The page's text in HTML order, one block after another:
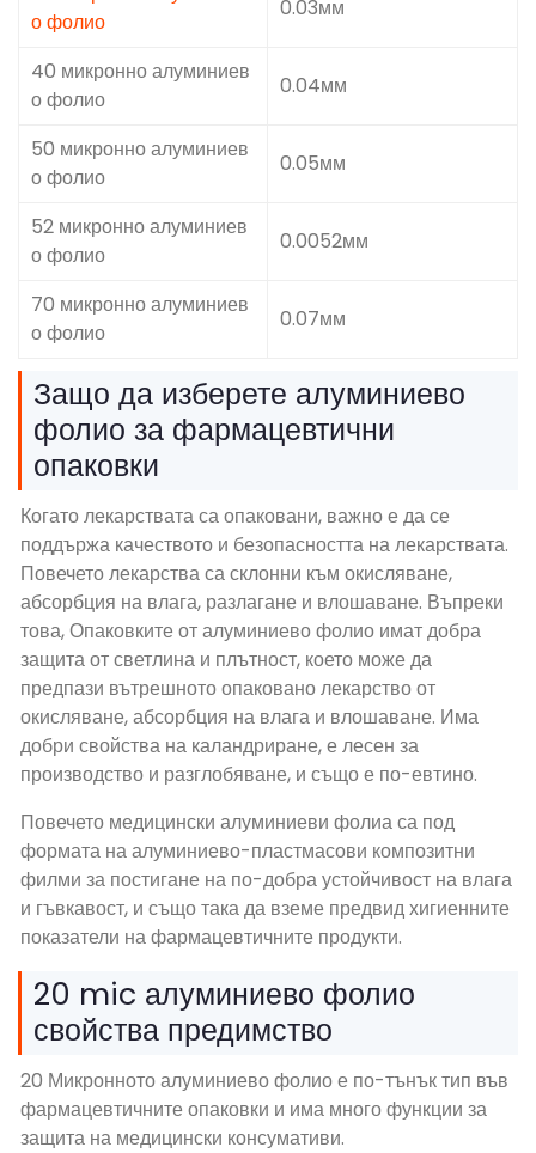
о фолио
0.03мм
40 микронно алуминиев
о фолио
0.04мм
50 микронно алуминиев
о фолио
0.05мм
52 микронно алуминиев
о фолио
0.0052мм
70 микронно алуминиев
о фолио
0.07мм
Защо да изберете алуминиево
фолио за фармацевтични
опаковки
Когато лекарствата са опаковани, важно е да се
поддържа качеството и безопасността на лекарствата.
Повечето лекарства са склонни към окисляване,
абсорбция на влага, разлагане и влошаване. Въпреки
това, Опаковките от алуминиево фолио имат добра
защита от светлина и плътност, което може да
предпази вътрешното опаковано лекарство от
окисляване, абсорбция на влага и влошаване. Има
добри свойства на каландриране, е лесен за
производство и разглобяване, и също е по-евтино.
Повечето медицински алуминиеви фолиа са под
формата на алуминиево-пластмасови композитни
филми за постигане на по-добра устойчивост на влага
и гъвкавост, и също така да вземе предвид хигиенните
показатели на фармацевтичните продукти.
20 mic алуминиево фолио
свойства предимство
20 Микронното алуминиево фолио е по-тънък тип във
фармацевтичните опаковки и има много функции за
защита на медицински консумативи.